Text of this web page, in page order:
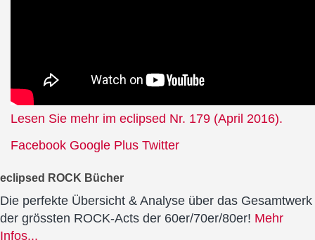
Lesen Sie mehr im eclipsed Nr. 179 (April 2016).
Facebook Google Plus Twitter
eclipsed ROCK Bücher
Die perfekte Übersicht & Analyse über das Gesamtwerk
der grössten ROCK-Acts der 60er/70er/80er! Mehr
Infos...